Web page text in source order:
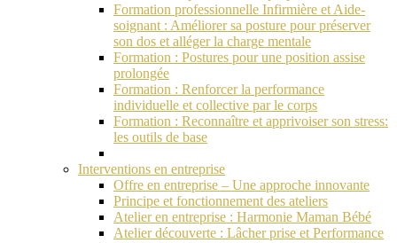
Formation professionnelle Infirmière et Aide-
soignant : Améliorer sa posture pour préserver
son dos et alléger la charge mentale
Formation : Postures pour une position assise
prolongée
Formation : Renforcer la performance
individuelle et collective par le corps
Formation : Reconnaître et apprivoiser son stress:
les outils de base
Interventions en entreprise
Offre en entreprise – Une approche innovante
Principe et fonctionnement des ateliers
Atelier en entreprise : Harmonie Maman Bébé
Atelier découverte : Lâcher prise et Performance